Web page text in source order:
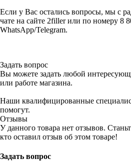
Если у Вас остались вопросы, мы с
чате на сайте 2filler или по номеру 8
WhatsApp/Telegram.
Задать вопрос
Вы можете задать любой
или работе магазина.
Наши квалифицированные
помогут.
Отзывы
У данного товара нет отзывов.
кто оставил отзыв об этом товаре!
Задать вопрос